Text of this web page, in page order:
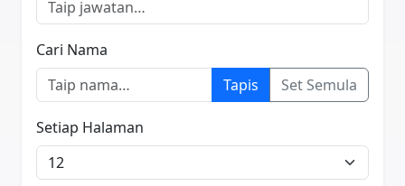
Cari Nama
Tapis
Set Semula
Setiap Halaman